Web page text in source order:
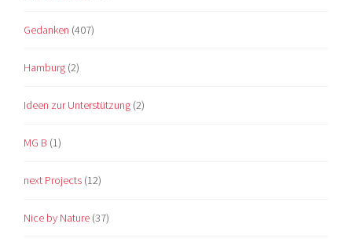
Gedanken (407)
Hamburg (2)
Ideen zur Unterstützung (2)
MG B (1)
next Projects (12)
Nice by Nature (37)